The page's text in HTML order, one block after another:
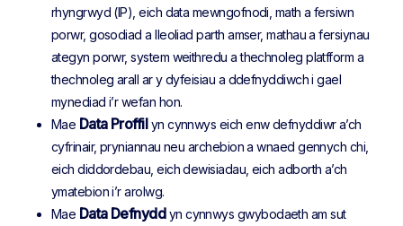
rhyngrwyd (IP), eich data mewngofnodi, math a fersiwn
porwr, gosodiad a lleoliad parth amser, mathau a fersiynau
ategyn porwr, system weithredu a thechnoleg platfform a
thechnoleg arall ar y dyfeisiau a ddefnyddiwch i gael
mynediad i’r wefan hon.
Mae Data Proffilyn cynnwys eich enw defnyddiwr a’ch
cyfrinair, pryniannau neu archebion a wnaed gennych chi,
eich diddordebau, eich dewisiadau, eich adborth a’ch
ymatebion i’r arolwg.
Mae Data Defnydd yn cynnwys gwybodaeth am sut